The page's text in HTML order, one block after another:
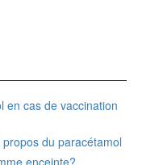
en cas de vaccination
du paracétamol